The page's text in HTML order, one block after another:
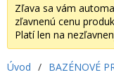
Zľava sa vám
zľavnenú cenu
Platí len na
Úvod / BAZÉNOVÉ